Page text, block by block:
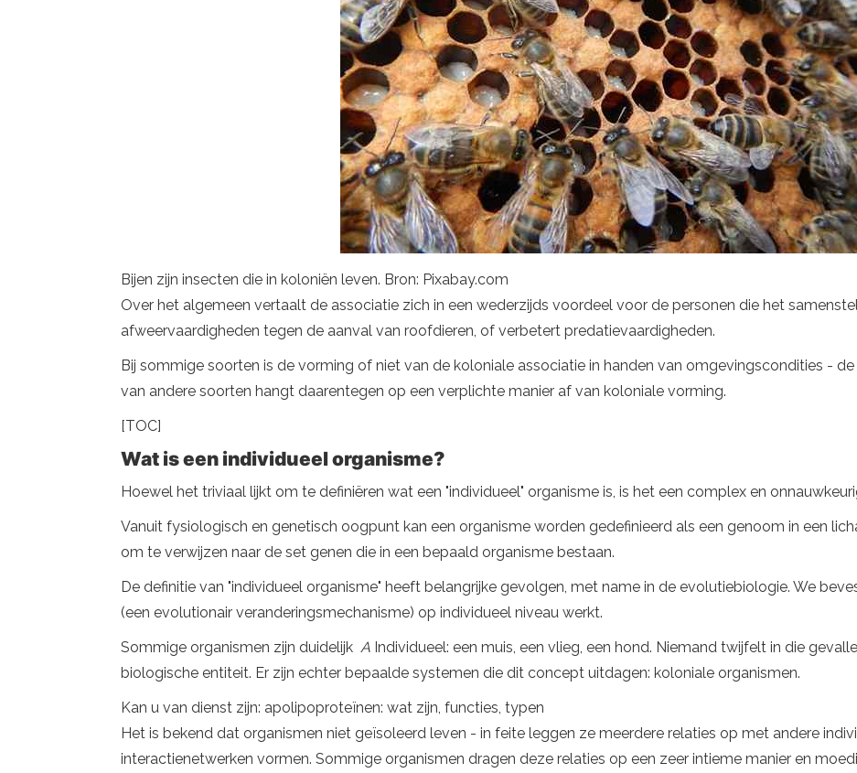
Bijen zijn insecten die in koloniën leven. Bron: Pixabay.com
Over het algemeen vertaalt de associatie zich in een wederzijds voordeel voor de personen die het
afweervaardigheden tegen de aanval van roofdieren, of verbetert predatievaardigheden.
Bij sommige soorten is de vorming of niet van de koloniale associatie in handen van omgevingscondities - de
van andere soorten hangt daarentegen op een verplichte manier af van koloniale vorming.
[TOC]
Wat is een individueel organisme?
Hoewel het triviaal lijkt om te definiëren wat een "individueel" organisme is, is het een complex en
Vanuit fysiologisch en genetisch oogpunt kan een organisme worden gedefinieerd als een genoom in een
om te verwijzen naar de set genen die in een bepaald organisme bestaan.
De definitie van "individueel organisme" heeft belangrijke gevolgen, met name in de evolutiebiologie. We
(een evolutionair veranderingsmechanisme) op individueel niveau werkt.
Sommige organismen zijn duidelijk A Individueel: een muis, een vlieg, een hond. Niemand twijfelt in die
biologische entiteit. Er zijn echter bepaalde systemen die dit concept uitdagen: koloniale organismen.
Kan u van dienst zijn: apolipoproteïnen: wat zijn, functies, typen
Het is bekend dat organismen niet geïsoleerd leven - in feite leggen ze meerdere relaties op met andere
interactienetwerken vormen. Sommige organismen dragen deze relaties op een zeer intieme manier en